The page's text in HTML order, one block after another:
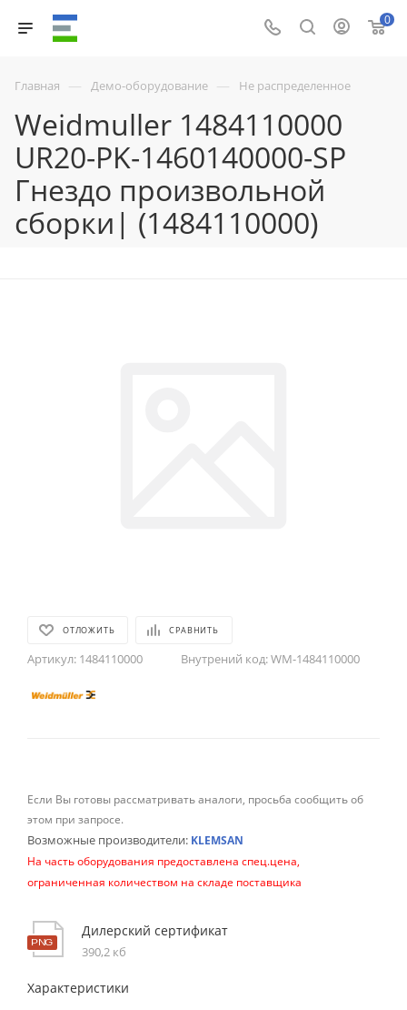
0
Главная — Демо-оборудование — Не распределенное
Weidmuller 1484110000
UR20-PK-1460140000-SP
Гнездо произвольной
сборки| (1484110000)
ОТЛОЖИТЬ СРАВНИТЬ
Артикул: 1484110000 Внутрений код:WM-1484110000
Если Вы готовы рассматривать аналоги, просьба сообщить об
этом при запросе.
Возможные производители: KLEMSAN
На часть оборудования предоставлена спец.цена,
ограниченная количеством на складе поставщика
Дилерский сертификат
390,2 кб
Характеристики